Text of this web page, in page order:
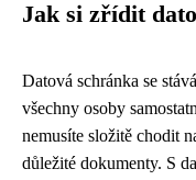
Jak si zřídit
Datová schránka se
všechny osoby
nemusíte složitě chodit
důležité dokumenty. S